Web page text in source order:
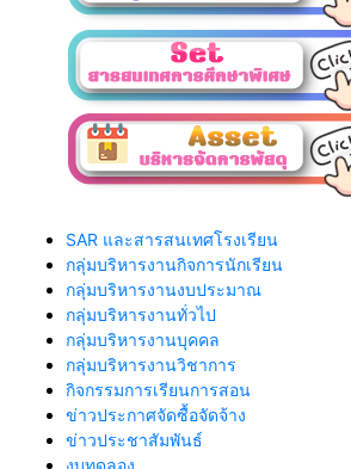
SAR และสารสนเทศโรงเรียน
กลุ่มบริหารงานกิจการนักเรียน
กลุ่มบริหารงานงบประมาณ
กลุ่มบริหารงานทั่วไป
กลุ่มบริหารงานบุคคล
กลุ่มบริหารงานวิชาการ
กิจกรรมการเรียนการสอน
ข่าวประกาศจัดซื้อจัดจ้าง
ข่าวประชาสัมพันธ์
งบทดลอง